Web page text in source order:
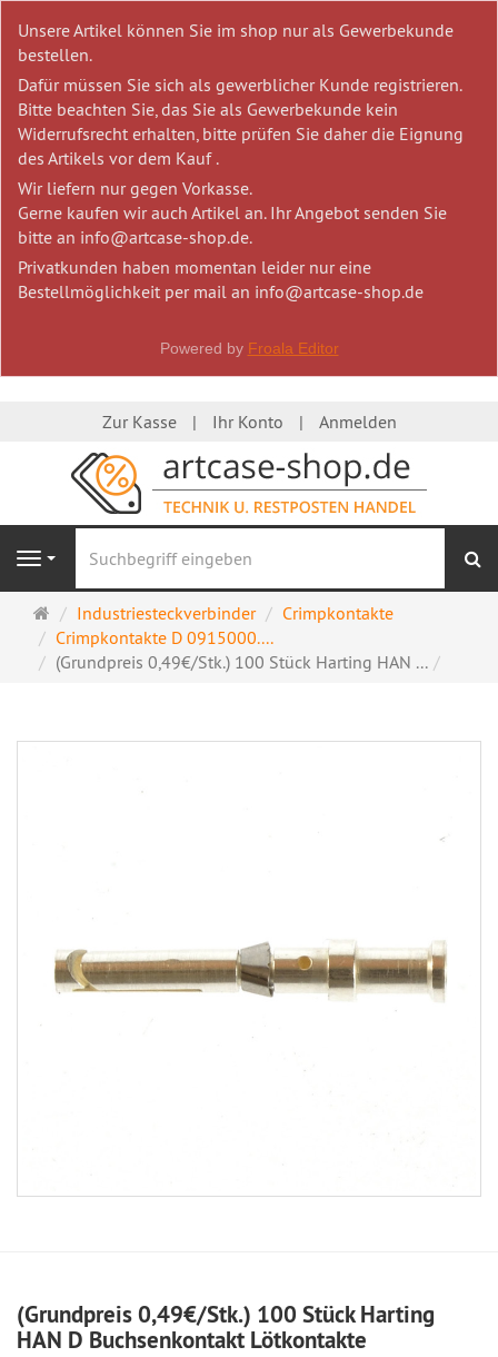
Unsere Artikel können Sie im shop nur als Gewerbekunde
bestellen.
Dafür müssen Sie sich als gewerblicher Kunde registrieren.
Bitte beachten Sie, das Sie als Gewerbekunde kein
Widerrufsrecht erhalten, bitte prüfen Sie daher die Eignung
des Artikels vor dem Kauf .
Wir liefern nur gegen Vorkasse.
Gerne kaufen wir auch Artikel an. Ihr Angebot senden Sie
bitte an info@artcase-shop.de.
Privatkunden haben momentan leider nur eine
Bestellmöglichkeit per mail an info@artcase-shop.de
Powered by Froala Editor
Zur Kasse Ihr Konto Anmelden
Navigation
Startseite
Industriesteckverbinder
Crimpkontakte
Crimpkontakte D 0915000....
(Grundpreis 0,49€/Stk.) 100 Stück Harting HAN ...
(Grundpreis 0,49€/Stk.) 100 Stück Harting
HAN D Buchsenkontakt Lötkontakte